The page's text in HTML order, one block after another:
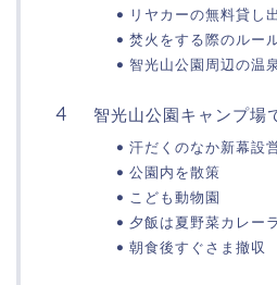
リヤカーの無料貸し
焚火をする際のルー
智光山公園周辺の温
智光山公園キャンプ場
汗だくのなか新幕設
公園内を散策
こども動物園
夕飯は夏野菜カレー
朝食後すぐさま撤収